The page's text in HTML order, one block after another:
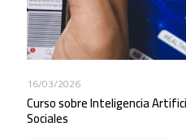
16/03/2026
Curso sobre Inteligencia
Sociales